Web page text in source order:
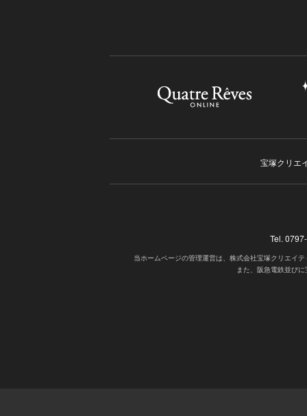
宝塚クリエ
Tel.
当ホームページの管理運営は、株式会社宝塚クリエイ
また、阪急電鉄並び